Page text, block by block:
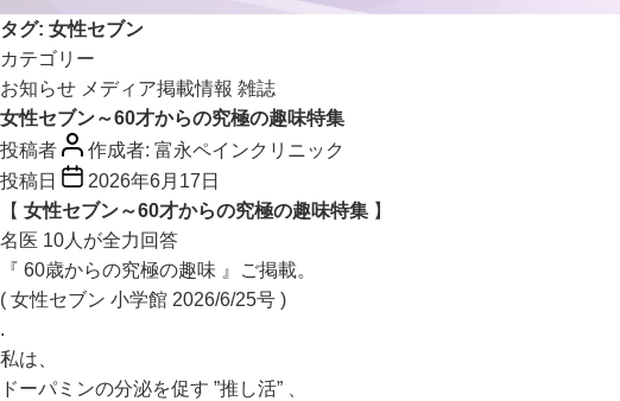
タグ: 女性セブン
カテゴリー
お知らせ メディア掲載情報 雑誌
女性セブン～60才からの究極の趣味特集
投稿者
作成者: 富永ペインクリニック
投稿日
2026年6月17日
【 女性セブン～60才からの究極の趣味特集 】
名医 10人が全力回答
『 60歳からの究極の趣味 』ご掲載。
( 女性セブン 小学館 2026/6/25号 )
.
私は、
ドーパミンの分泌を促す ”推し活” 、